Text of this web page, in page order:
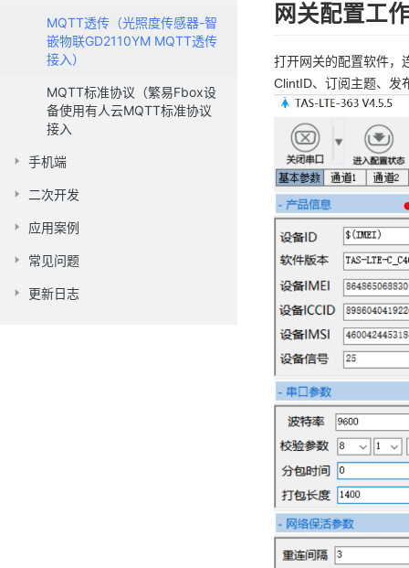
MQTT透传（光照度传感器-智
嵌物联GD2110YM MQTT透传
接入）
MQTT标准协议（繁易Fbox设
备使用有人云MQTT标准协议
接入
手机端
二次开发
应用案例
常见问题
更新日志
网关配置工
打开网关的配置软件，
ClintID、订阅主题、发